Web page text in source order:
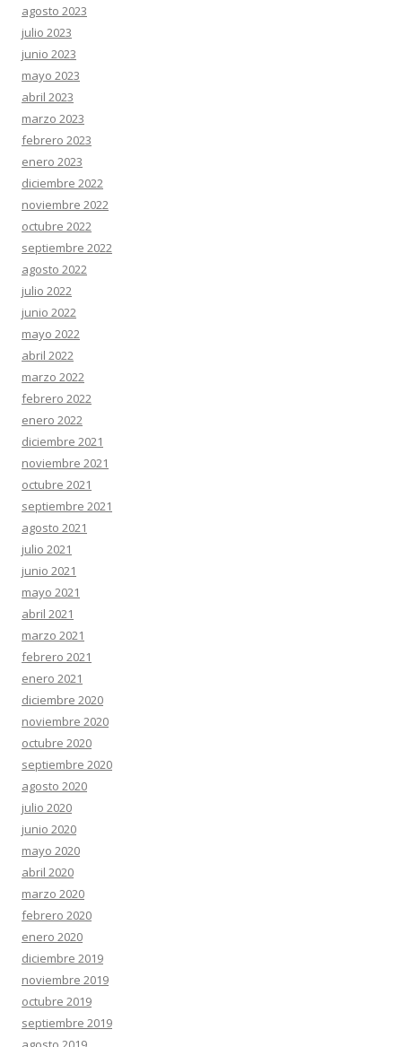
agosto 2023
julio 2023
junio 2023
mayo 2023
abril 2023
marzo 2023
febrero 2023
enero 2023
diciembre 2022
noviembre 2022
octubre 2022
septiembre 2022
agosto 2022
julio 2022
junio 2022
mayo 2022
abril 2022
marzo 2022
febrero 2022
enero 2022
diciembre 2021
noviembre 2021
octubre 2021
septiembre 2021
agosto 2021
julio 2021
junio 2021
mayo 2021
abril 2021
marzo 2021
febrero 2021
enero 2021
diciembre 2020
noviembre 2020
octubre 2020
septiembre 2020
agosto 2020
julio 2020
junio 2020
mayo 2020
abril 2020
marzo 2020
febrero 2020
enero 2020
diciembre 2019
noviembre 2019
octubre 2019
septiembre 2019